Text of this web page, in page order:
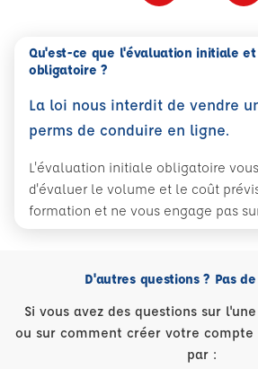
Qu'est-ce que l'évaluation initiale
obligatoire ?
La loi nous interdit de vendre
perms de conduire en ligne.
L'évaluation initiale obligatoire
d'évaluer le volume et le coût
formation et ne vous engage pas
D'autres questions ? Pas
Si vous avez des questions sur
ou sur comment créer votre compte
par :